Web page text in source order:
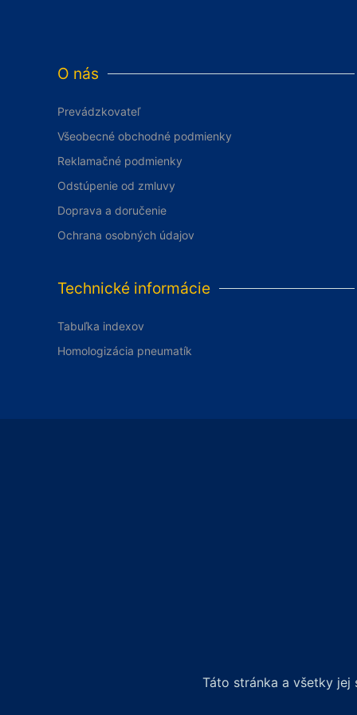
O nás
Prevádzkovateľ
Všeobecné obchodné podmienky
Reklamačné podmienky
Odstúpenie od zmluvy
Doprava a doručenie
Ochrana osobných údajov
Technické informácie
Tabuľka indexov
Homologizácia pneumatík
Táto stránka a všetky jej